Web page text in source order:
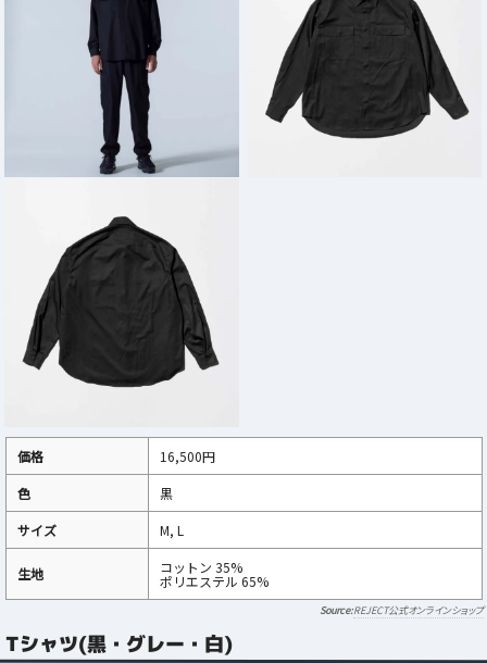
価格
16,500円
色
黒
サイズ
M, L
生地 コットン 35%
ポリエステル 65%
REJECT公式オンラインショップ
Tシャツ(黒・グレー・白)